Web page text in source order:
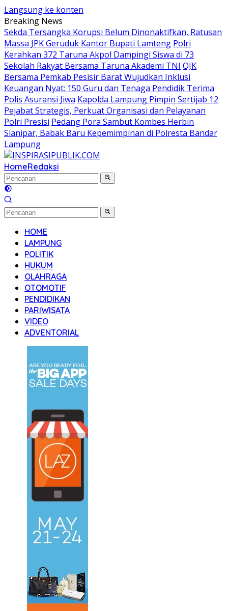
Langsung ke konten
Breaking News
Sekda Tersangka Korupsi Belum Dinonaktifkan, Ratusan
Massa JPK Geruduk Kantor Bupati Lamteng Polri
Kerahkan 372 Taruna Akpol Dampingi Siswa di 73
Sekolah Rakyat Bersama Taruna Akademi TNI OJK
Bersama Pemkab Pesisir Barat Wujudkan Inklusi
Keuangan Nyat: 150 Guru dan Tenaga Pendidik Terima
Polis Asuransi Jiwa Kapolda Lampung Pimpin Sertijab 12
Pejabat Strategis, Perkuat Organisasi dan Pelayanan
Polri Presisi Pedang Pora Sambut Kombes Herbin
Sianipar, Babak Baru Kepemimpinan di Polresta Bandar
Lampung
HomeRedaksi
HOME
LAMPUNG
POLITIK
HUKUM
OLAHRAGA
OTOMOTIF
PENDIDIKAN
PARIWISATA
VIDEO
ADVENTORIAL